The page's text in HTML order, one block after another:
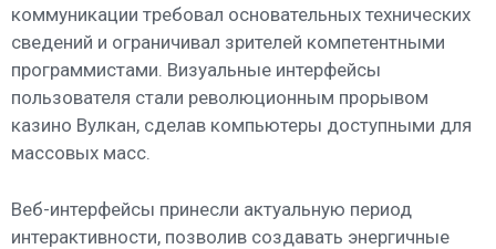
коммуникации требовал основательных технических
сведений и ограничивал зрителей компетентными
программистами. Визуальные интерфейсы
пользователя стали революционным прорывом
казино Вулкан, сделав компьютеры доступными для
массовых масс.
Веб-интерфейсы принесли актуальную период
интерактивности, позволив создавать энергичные